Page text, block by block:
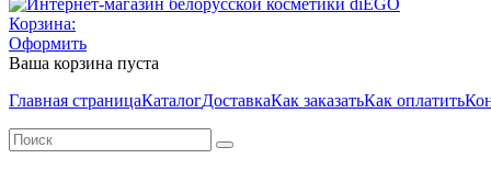
Корзина:
Оформить
Ваша корзина пуста
Главная страницаКаталогДоставкаКак заказатьКак оплатить